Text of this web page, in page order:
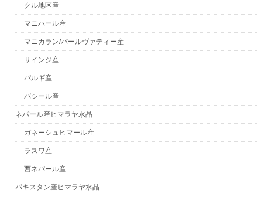
クル地区産
マニハール産
マニカラン/パールヴァティー産
サインジ産
パルギ産
バシール産
ネパール産ヒマラヤ水晶
ガネーシュヒマール産
ラスワ産
西ネパール産
パキスタン産ヒマラヤ水晶